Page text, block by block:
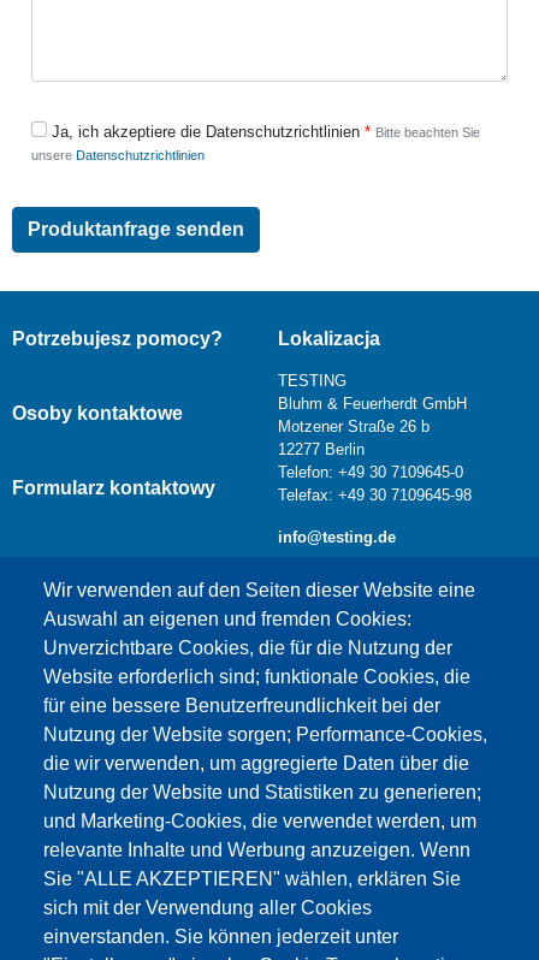
Ja, ich akzeptiere die Datenschutzrichtlinien
Bitte beachten Sie
unsere Datenschutzrichtlinien
Wir verwenden auf den Seiten dieser Website eine
Auswahl an eigenen und fremden Cookies:
Unverzichtbare Cookies, die für die Nutzung der
Website erforderlich sind; funktionale Cookies, die
für eine bessere Benutzerfreundlichkeit bei der
Nutzung der Website sorgen; Performance-Cookies,
die wir verwenden, um aggregierte Daten über die
Nutzung der Website und Statistiken zu generieren;
und Marketing-Cookies, die verwendet werden, um
relevante Inhalte und Werbung anzuzeigen. Wenn
Sie "ALLE AKZEPTIEREN" wählen, erklären Sie
sich mit der Verwendung aller Cookies
einverstanden. Sie können jederzeit unter
Potrzebujesz pomocy?
Osoby kontaktowe
Formularz kontaktowy
Lokalizacja
TESTING
Bluhm & Feuerherdt GmbH
Motzener Straße 26 b
12277 Berlin
Telefon: +49 30 7109645-0
Telefax: +49 30 7109645-98
info@testing.de
Dieser Inhalt ist blockiert, da die Google Maps
Cookies nicht akzeptiert wurden.
NUR DIE GOOGLE MAPS COOKIES
AKZEPTIEREN.
Alle Cookies akzeptieren